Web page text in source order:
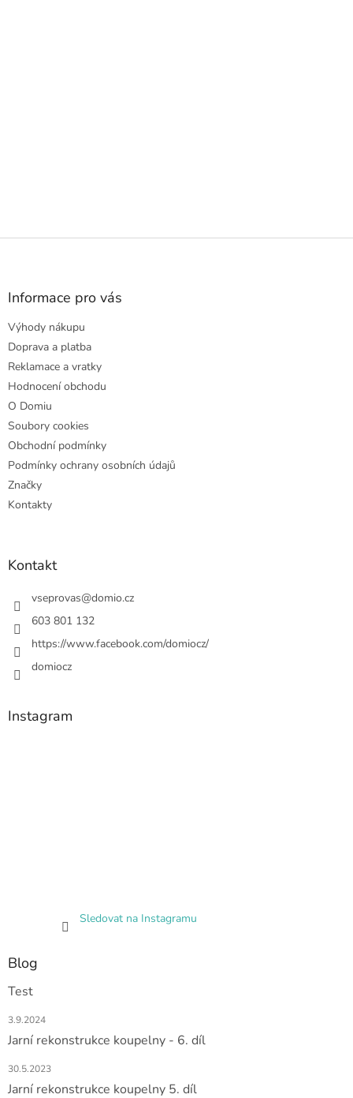
Z
Informace pro vás
Výhody nákupu
Doprava a platba
Reklamace a vratky
Hodnocení obchodu
O Domiu
Soubory cookies
Obchodní podmínky
Podmínky ochrany osobních údajů
Značky
Kontakty
Kontakt
vseprovas@domio.cz
603 801 132
https://www.facebook.com/domiocz/
domiocz
Instagram
Sledovat na Instagramu
Blog
Test
3.9.2024
Jarní rekonstrukce koupelny - 6. díl
30.5.2023
Jarní rekonstrukce koupelny 5. díl